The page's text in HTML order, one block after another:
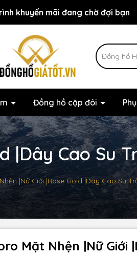
bạn đến với Đồnghồgiátốt.vn!
khuyến mãi đang chờ đợi bạn
Đồng hồ cặp đôi
|Dây Cao Su
|Nữ Giới |Rose Gold |Dây Cao Su
Mặt Nhện |Nữ Giới